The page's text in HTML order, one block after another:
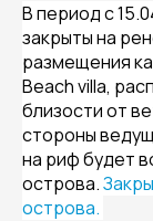
В период с
закрыты на
размещения
Beach villa,
близости от
стороны
на риф будет
острова.
острова.